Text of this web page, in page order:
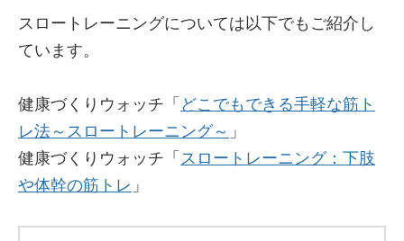
スロートレーニングについては以下でもご紹介し
ています。
健康づくりウォッチ「 どこでもできる手軽な筋ト
レ法～スロートレーニング～ 」
健康づくりウォッチ「 スロートレーニング：下肢
や体幹の筋トレ 」